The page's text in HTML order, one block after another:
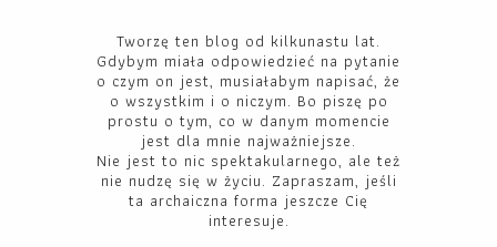
Tworzę ten blog od kilkunastu lat.
Gdybym miała odpowiedzieć na pytanie
o czym on jest, musiałabym napisać, że
o wszystkim i o niczym. Bo piszę po
prostu o tym, co w danym momencie
jest dla mnie najważniejsze.
Nie jest to nic spektakularnego, ale też
nie nudzę się w życiu. Zapraszam, jeśli
ta archaiczna forma jeszcze Cię
interesuje.